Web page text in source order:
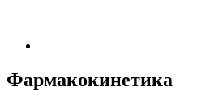
Фармакокинетика